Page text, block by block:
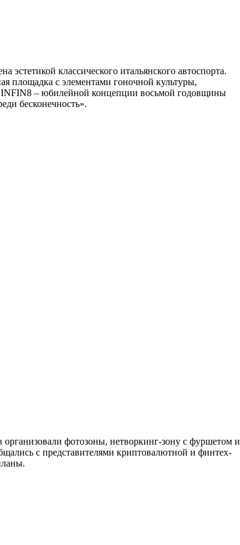
эстетикой классического итальянского автоспорта.
площадка с элементами гоночной культуры,
– юбилейной концепции восьмой годовщины
бесконечность».
организовали фотозоны, нетворкинг-зону с фуршетом и
с представителями криптовалютной и финтех-